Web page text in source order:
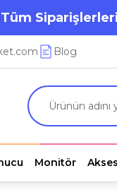
Tüm
Blog
Monitör